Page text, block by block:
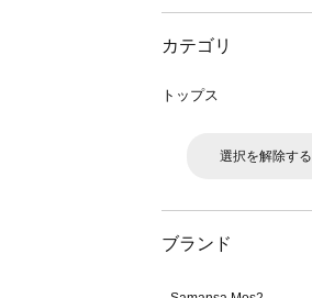
カテゴリ
トップス
選択を解除する
ブランド